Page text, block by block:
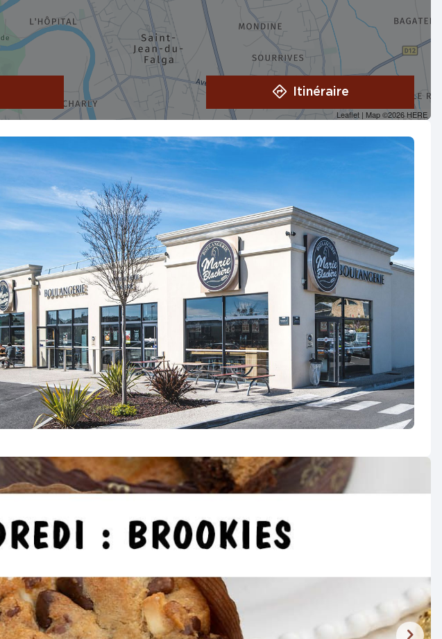
Leaflet | Map ©2026 HERE
Itinéraire